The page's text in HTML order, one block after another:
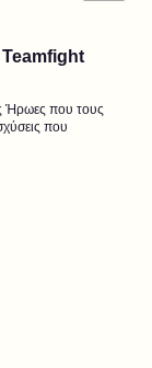
Teamfight
Ήρωες που τους
που